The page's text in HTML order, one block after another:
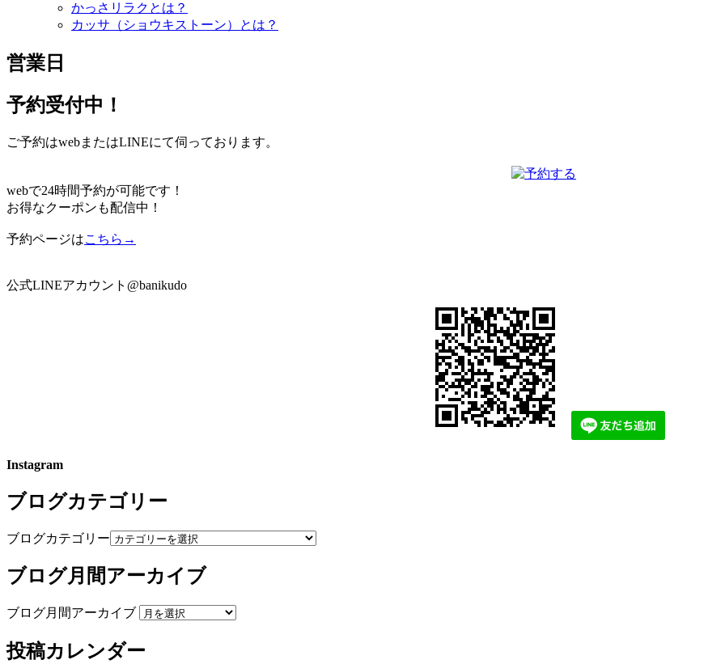
かっさリラクとは？
カッサ（ショウキストーン）とは？
営業日
予約受付中！
ご予約はwebまたはLINEにて伺っております。
webで24時間予約が可能です！
お得なクーポンも配信中！
予約ページはこちら→
公式LINEアカウント@banikudo
Instagram
ブログカテゴリー
ブログカテゴリー
ブログ月間アーカイブ
ブログ月間アーカイブ
投稿カレンダー